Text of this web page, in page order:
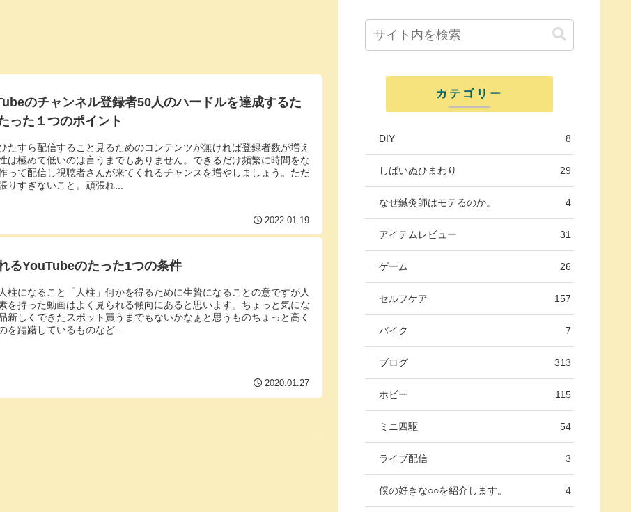
のチャンネル登録者50人のハードルを達成するた
った１つのポイント
たすら配信すること見るためのコンテンツが無ければ登録者数が増え
は極めて低いのは言うまでもありません。できるだけ頻繁に時間をな
って配信し視聴者さんが来てくれるチャンスを増やしましょう。ただ
りすぎないこと。頑張れ...
2022.01.19
るYouTubeのたった1つの条件
柱になること「人柱」何かを得るために生贄になることの意ですが人
を持った動画はよく見られる傾向にあると思います。ちょっと気にな
新しくできたスポット買うまでもないかなぁと思うものちょっと高く
を躊躇しているものなど...
2020.01.27
カテゴリー
DIY 8
しばいぬひまわり 29
なぜ鍼灸師はモテるのか。 4
アイテムレビュー 31
ゲーム 26
セルフケア 157
バイク 7
ブログ 313
ホビー 115
ミニ四駆 54
ライブ配信 3
僕の好きな○○を紹介します。 4